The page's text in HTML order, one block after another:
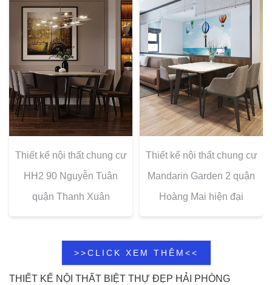
Thiết kế nội thất chung cư
HH2 90 Nguyễn Tuân
quận Thanh Xuân
Thiết kế nội thất chung cư
Mandarin Garden 2 quận
Hoàng Mai hiện đại
>>CLICK XEM THÊM<<
THIẾT KẾ NỘI THẤT BIỆT THỰ ĐẸP HẢI PHÒNG